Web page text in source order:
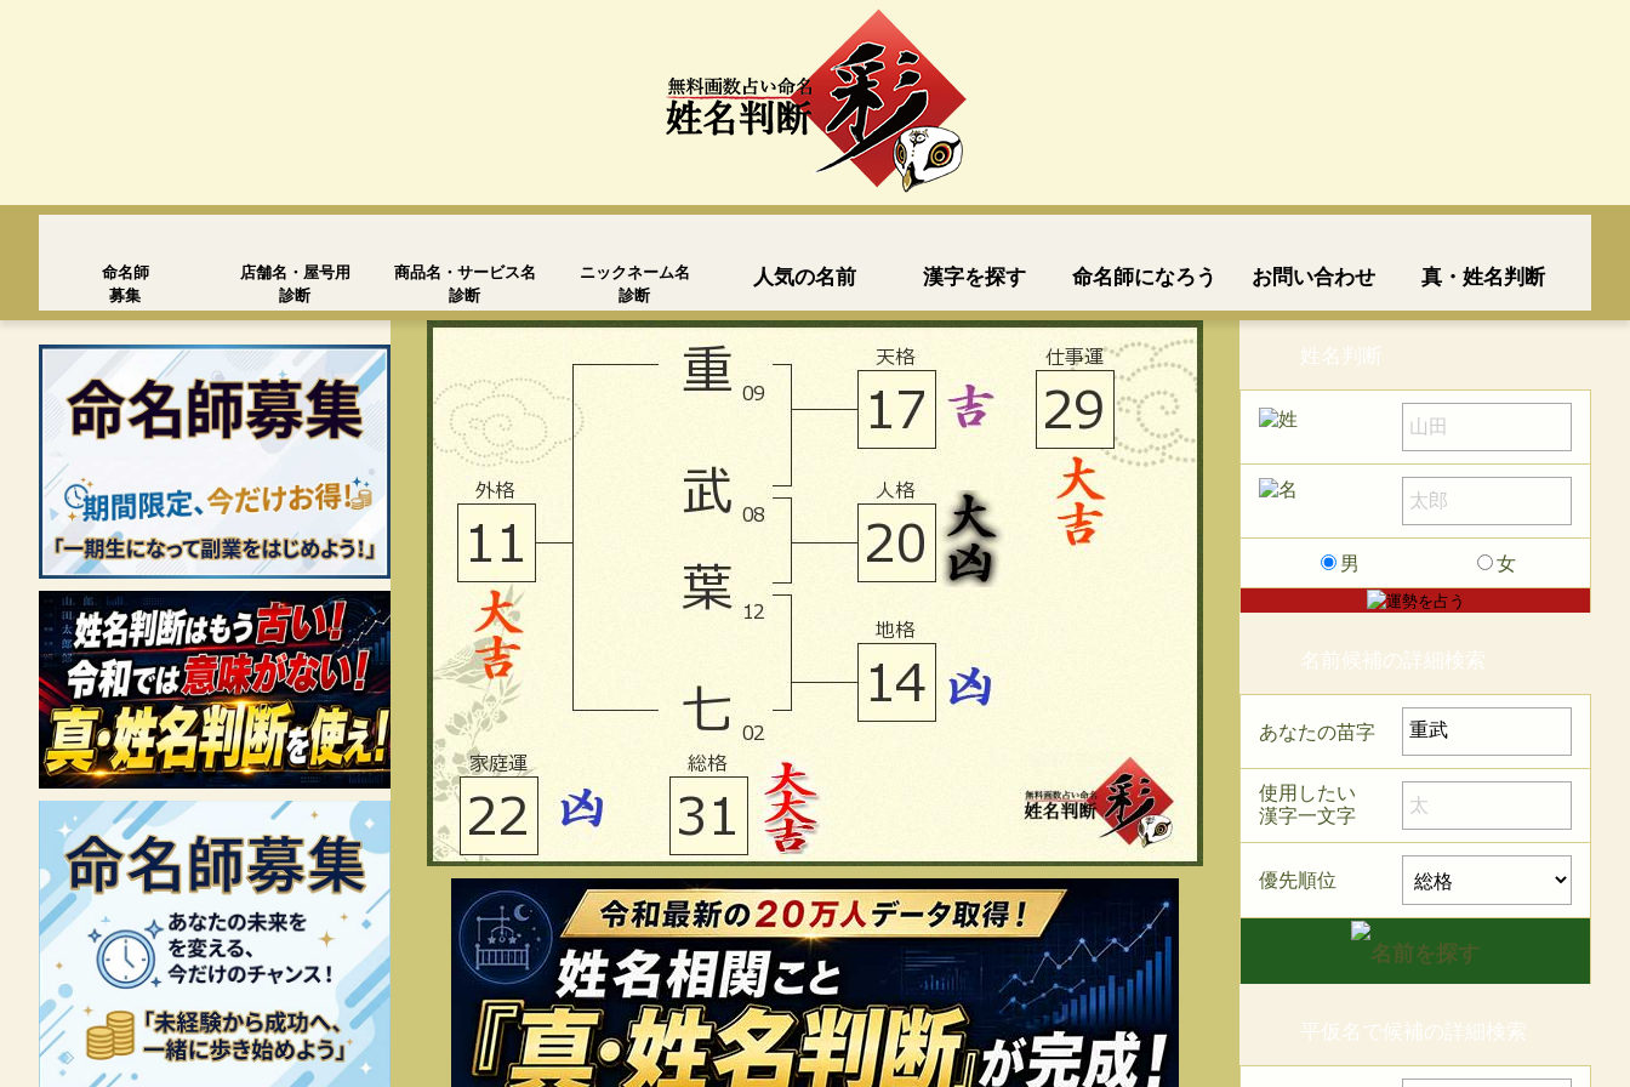
命名師
募集
店舗名・屋号用
診断
商品名・サービス名
診断
ニックネーム名
診断
人気の名前 漢字を探す 命名師になろう お問い合わせ 真・姓名判断
姓名判断
男 女
名前候補の詳細検索
あなたの苗字
使用したい
漢字一文字
優先順位
平仮名で候補の詳細検索